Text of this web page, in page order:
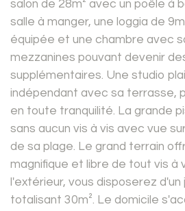
salon de 28m² avec un poêle à
salle à manger, une loggia de
équipée et une chambre avec
mezzanines pouvant devenir
supplémentaires. Une studio
indépendant avec sa terrasse,
en toute tranquilité. La grande
sans aucun vis à vis avec vue
de sa plage. Le grand terrain
magnifique et libre de tout vis à
l'extérieur, vous disposerez
totalisant 30m². Le domicile